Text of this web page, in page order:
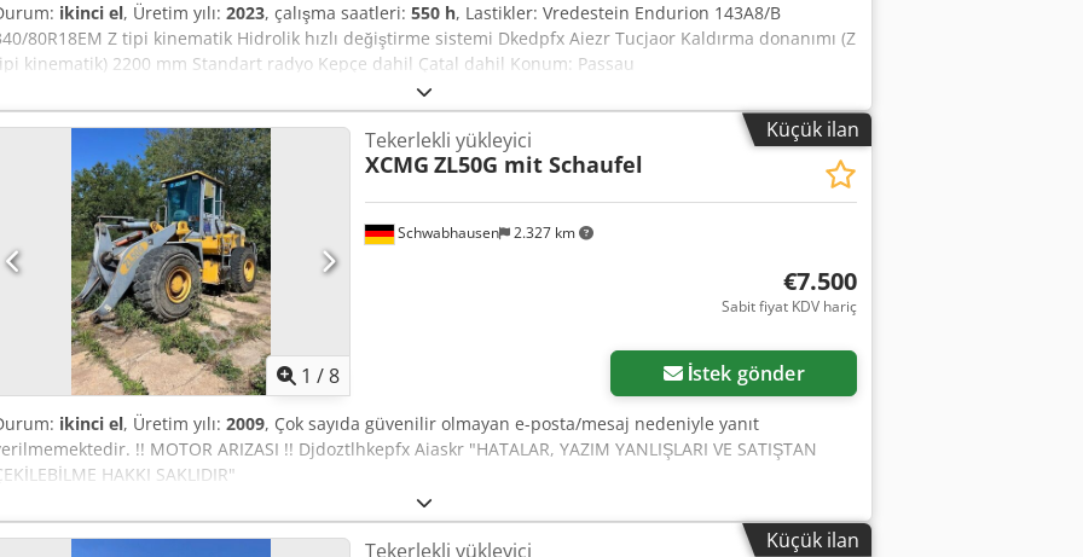
ikinci el, Üretim yılı: 2023, çalışma saatleri: 550 h, Lastikler: Vredestein Endurion 143A8/B
80R18EM Z tipi kinematik Hidrolik hızlı değiştirme sistemi Dkedpfx Aiezr Tucjaor Kaldırma donanımı (Z
kinematik) 2200 mm Standart radyo Kepçe dahil Çatal dahil Konum: Passau
Küçük ilan
1 /8
Schwabhausen 2.327 km
Tekerlekli yükleyici
XCMG ZL50G mit Schaufel
€7.500
Sabit fiyat KDV hariç
İstek gönder
ikinci el, Üretim yılı: 2009, Çok sayıda güvenilir olmayan e-posta/mesaj nedeniyle yanıt
!! MOTOR ARIZASI !! Djdoztlhkepfx Aiaskr "HATALAR, YAZIM YANLIŞLARI VE SATIŞTAN
HAKKI SAKLIDIR"
Küçük ilan
Tekerlekli yükleyici